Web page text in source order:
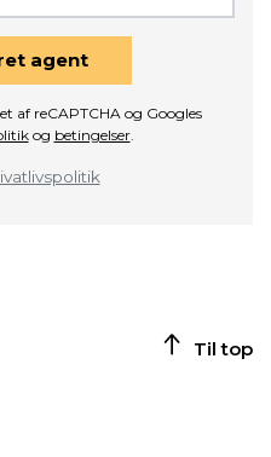
agent
af reCAPTCHA og Googles
og betingelser.
Til top